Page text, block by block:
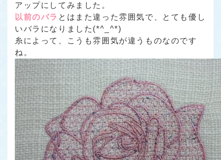
アップにしてみました。
以前のバラ とはまた違った雰囲気で、とても優し
いバラになりました(*^_^*)
糸によって、こうも雰囲気が違うものなのです
ね。